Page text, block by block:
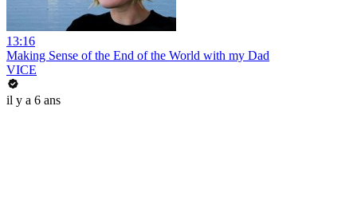
13:16
Making Sense of the End of the World with my Dad
VICE
il y a 6 ans